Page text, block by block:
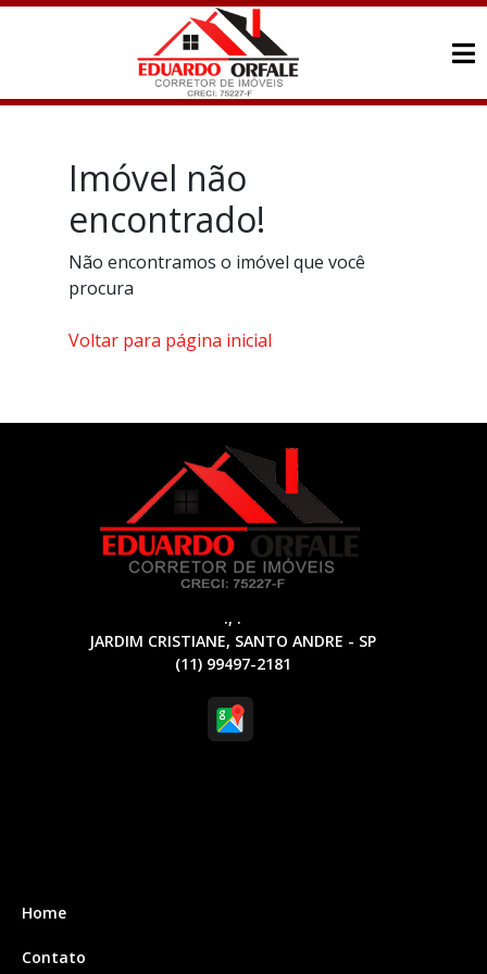
Imóvel não
encontrado!
Não encontramos o imóvel que você
procura
Voltar para página inicial
., .
JARDIM CRISTIANE, SANTO ANDRE - SP
(11) 99497-2181
Home
Contato